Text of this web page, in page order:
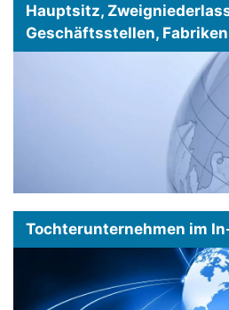
Hauptsitz,
Geschäftsstellen, Fabriken
Tochterunternehmen im